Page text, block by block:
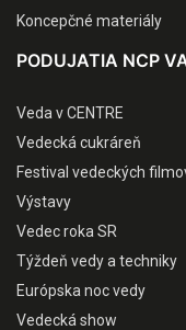
Koncepčné materiály
PODUJATIA NCP
Veda v CENTRE
Vedecká cukráreň
Festival vedeckých
Výstavy
Vedec roka SR
Týždeň vedy a techniky
Európska noc vedy
Vedecká show